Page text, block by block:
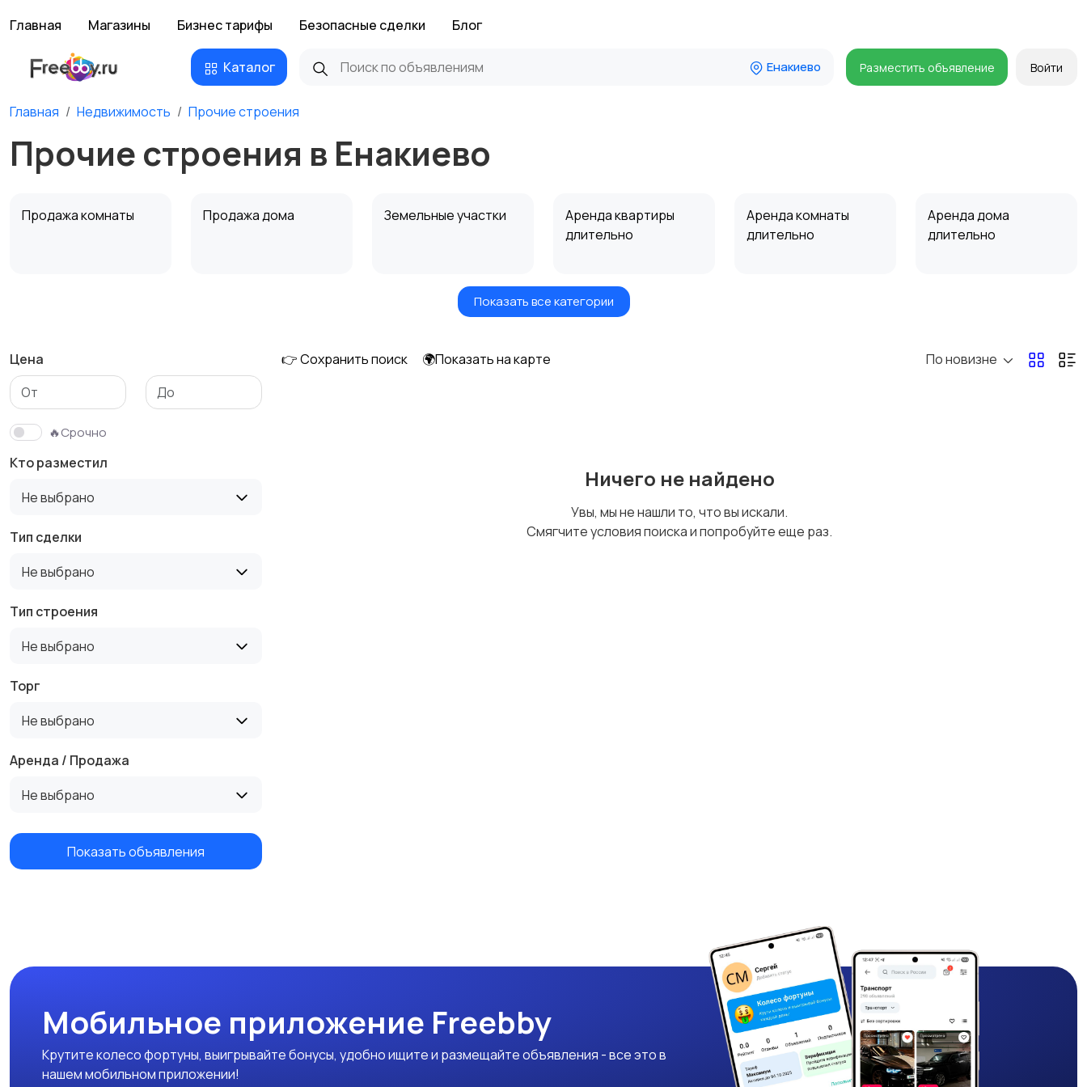
Главная Магазины Бизнес тарифы Безопасные сделки Блог
Каталог Енакиево Разместить объявление Войти
Главная Недвижимость Прочие строения
Прочие строения в Енакиево
Продажа комнаты Продажа дома Земельные участки
Аренда квартиры
длительно
Аренда комнаты
длительно
Аренда дома
длительно
Аренда дома
Коммерческая
Гаражи и
машиноместа
Показать все категории
Цена
🔥Срочно
Кто разместил
Не выбрано
Тип сделки
Не выбрано
Тип строения
Не выбрано
Торг
Не выбрано
Аренда / Продажа
Не выбрано
Показать объявления
👉 Сохранить поиск 🌍Показать на карте По новизне
Ничего не найдено
Увы, мы не нашли то, что вы искали.
Смягчите условия поиска и попробуйте еще раз.
Мобильное приложение Freebby
Крутите колесо фортуны, выигрывайте бонусы, удобно ищите и размещайте объявления - все это в
нашем мобильном приложении!